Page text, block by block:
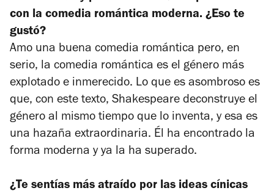
con la comedia romántica moderna. ¿Eso te
gustó?
Amo una buena comedia romántica pero, en
serio, la comedia romántica es el género más
explotado e inmerecido. Lo que es asombroso es
que, con este texto, Shakespeare deconstruye el
género al mismo tiempo que lo inventa, y esa es
una hazaña extraordinaria. Él ha encontrado la
forma moderna y ya la ha superado.
¿Te sentías más atraído por las ideas cínicas